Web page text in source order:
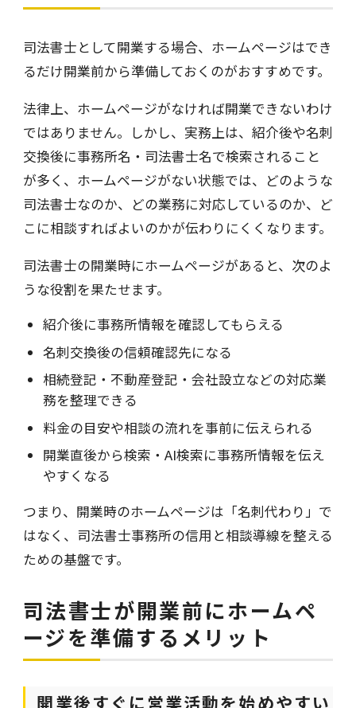
司法書士として開業する場合、ホームページはでき
るだけ開業前から準備しておくのがおすすめです。
法律上、ホームページがなければ開業できないわけ
ではありません。しかし、実務上は、紹介後や名刺
交換後に事務所名・司法書士名で検索されること
が多く、ホームページがない状態では、どのような
司法書士なのか、どの業務に対応しているのか、ど
こに相談すればよいのかが伝わりにくくなります。
司法書士の開業時にホームページがあると、次のよ
うな役割を果たせます。
紹介後に事務所情報を確認してもらえる
名刺交換後の信頼確認先になる
相続登記・不動産登記・会社設立などの対応業
務を整理できる
料金の目安や相談の流れを事前に伝えられる
開業直後から検索・AI検索に事務所情報を伝え
やすくなる
つまり、開業時のホームページは「名刺代わり」で
はなく、司法書士事務所の信用と相談導線を整える
ための基盤です。
司法書士が開業前にホームペ
ージを準備するメリット
開業後すぐに営業活動を始めやすい